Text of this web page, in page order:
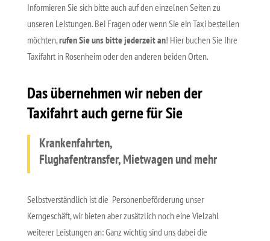
Informieren Sie sich bitte auch auf den einzelnen Seiten zu
unseren Leistungen. Bei Fragen oder wenn Sie ein Taxi bestellen
möchten,rufen Sie uns bitte jederzeit an! Hier buchen Sie Ihre
Taxifahrt in Rosenheim oder den anderen beiden Orten.
Das übernehmen wir neben der
Taxifahrt auch gerne für Sie
Krankenfahrten,
Flughafentransfer, Mietwagen und mehr
Selbstverständlich ist die Personenbeförderung unser
Kerngeschäft, wir bieten aber zusätzlich noch eine Vielzahl
weiterer Leistungen an: Ganz wichtig sind uns dabei die